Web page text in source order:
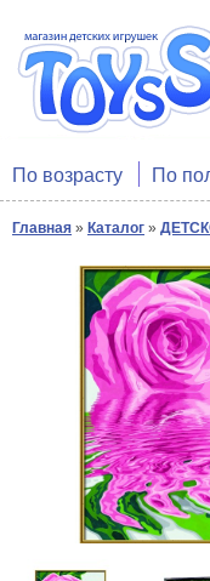
По возрасту По
Главная » Каталог »